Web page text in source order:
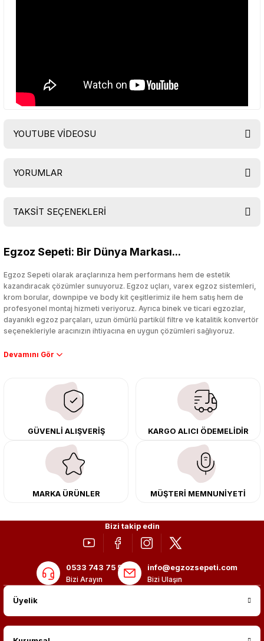
YOUTUBE VİDEOSU
YORUMLAR
TAKSİT SEÇENEKLERİ
Egzoz Sepeti: Bir Dünya Markası...
Egzoz Sepeti olarak araçlarınıza hem performans hem de estetik
kazandıracak çözümler sunuyoruz. Egzoz uçları, varex egzoz sistemleri,
krom borular, downpipe ve body kit çeşitlerimiz ile hem satış hem de
profesyonel montaj hizmeti veriyoruz. Ayrıca binek ve ticari egzozlar,
dayanıklı egzoz parçaları, uzun ömürlü partikül filtre ve katalitik konvertör
seçenekleriyle aracınızın ihtiyacına en uygun çözümleri sağlıyoruz.
Performans artışı isteyen sürücüler için özel performans egzozları ve
çıkma orijinal ürünler ile yenileyebilir, body kit uygulamalarıyla aracınızın
tasarımını ve aerodinamisini üst seviyeye taşıyabilirsiniz.
Tüm ürünlerimiz orijinal, dayanıklı ve uzun ömürlüdür. İstanbul’daki montaj
merkezimizde profesyonel montaj yapıyor, Türkiye’nin her yerine güvenli
kargo ile teslimat gerçekleştiriyoruz. Aracınıza değer katmak için doğru
adres: Egzoz Sepeti.
GÜVENLİ ALIŞVERİŞ KARGO ALICI ÖDEMELİDİR
MARKA ÜRÜNLER MÜŞTERİ MEMNUNİYETİ
Bizi takip edin
0533 743 75 56
Bizi Arayın
info@egzozsepeti.com
Bizi Ulaşın
Üyelik